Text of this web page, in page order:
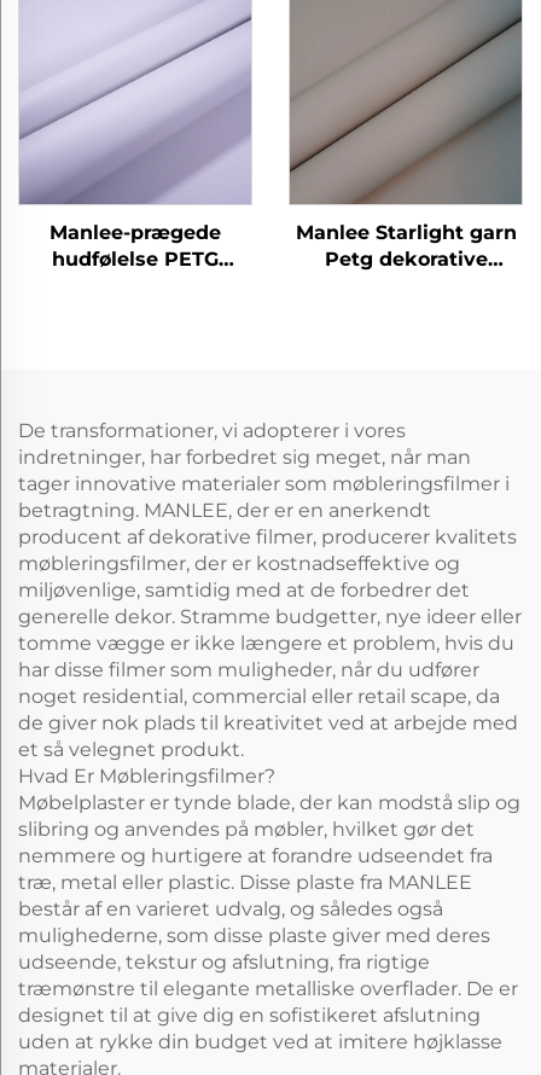
Manlee-prægede
hudfølelse PETG
Manlee Starlight garn
Petg dekorative
De transformationer, vi adopterer i vores
indretninger, har forbedret sig meget, når man
tager innovative materialer som møbleringsfilmer i
betragtning. MANLEE, der er en anerkendt
producent af dekorative filmer, producerer kvalitets
møbleringsfilmer, der er kostnadseffektive og
miljøvenlige, samtidig med at de forbedrer det
generelle dekor. Stramme budgetter, nye ideer eller
tomme vægge er ikke længere et problem, hvis du
har disse filmer som muligheder, når du udfører
noget residential, commercial eller retail scape, da
de giver nok plads til kreativitet ved at arbejde med
et så velegnet produkt.
Hvad Er Møbleringsfilmer?
Møbelplaster er tynde blade, der kan modstå slip og
slibring og anvendes på møbler, hvilket gør det
nemmere og hurtigere at forandre udseendet fra
træ, metal eller plastic. Disse plaste fra MANLEE
består af en varieret udvalg, og således også
mulighederne, som disse plaste giver med deres
udseende, tekstur og afslutning, fra rigtige
træmønstre til elegante metalliske overflader. De er
designet til at give dig en sofistikeret afslutning
uden at rykke din budget ved at imitere højklasse
materialer.